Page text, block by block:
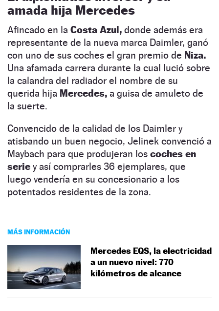
amada hija Mercedes
Afincado en la Costa Azul, donde además era
representante de la nueva marca Daimler, ganó
con uno de sus coches el gran premio de Niza.
Una afamada carrera durante la cual lució sobre
la calandra del radiador el nombre de su
querida hija Mercedes, a guisa de amuleto de
la suerte.
Convencido de la calidad de los Daimler y
atisbando un buen negocio, Jelinek convenció a
Maybach para que produjeran los coches en
serie y así comprarles 36 ejemplares, que
luego vendería en su concesionario a los
potentados residentes de la zona.
MÁS INFORMACIÓN
Mercedes EQS, la electricidad
a un nuevo nivel: 770
kilómetros de alcance